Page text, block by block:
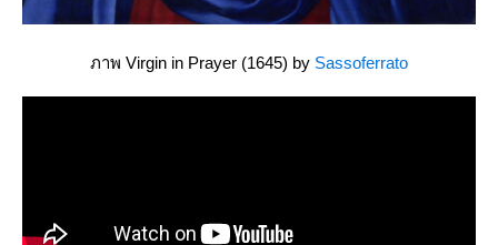
ภาพ Virgin in Prayer (1645) by Sassoferrato